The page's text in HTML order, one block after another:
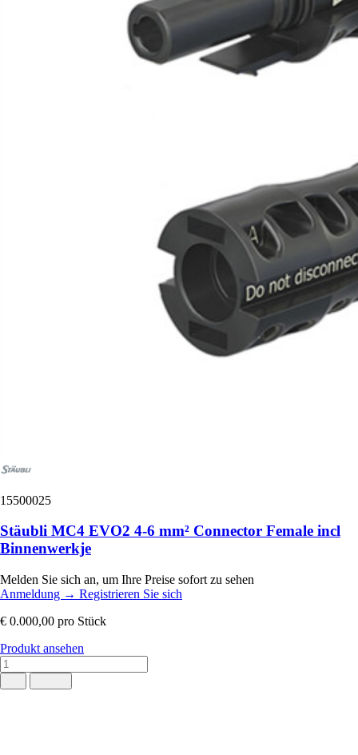
15500025
Stäubli MC4 EVO2 4-6 mm² Connector Female incl
Binnenwerkje
Melden Sie sich an, um Ihre Preise sofort zu sehen
Anmeldung → Registrieren Sie sich
€ 0.000,00 pro Stück
Produkt ansehen